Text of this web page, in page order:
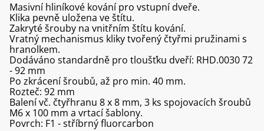
Masivní hliníkové kování pro vstupní dveře.
Klika pevně uložena ve štítu.
Zakryté šrouby na vnitřním štítu kování.
Vratný mechanismus kliky tvořený čtyřmi pružinami s
hranolkem.
Dodáváno standardně pro tloušťku dveří: RHD.0030 72
- 92 mm
Po zkrácení šroubů, až pro min. 40 mm.
Rozteč: 92 mm
Balení vč. čtyřhranu 8 x 8 mm, 3 ks spojovacích šroubů
M6 x 100 mm a vrtací šablony.
Povrch: F1 - stříbrný fluorcarbon